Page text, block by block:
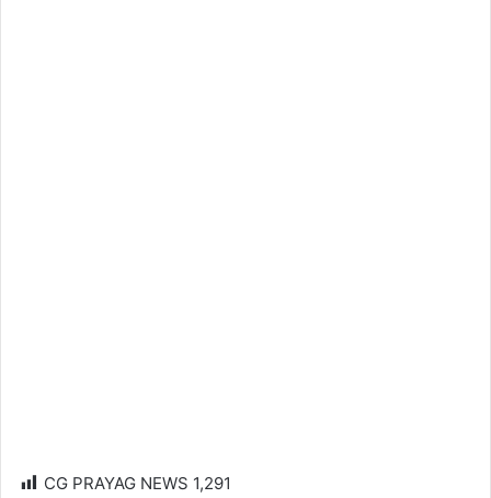
CG PRAYAG NEWS 1,291